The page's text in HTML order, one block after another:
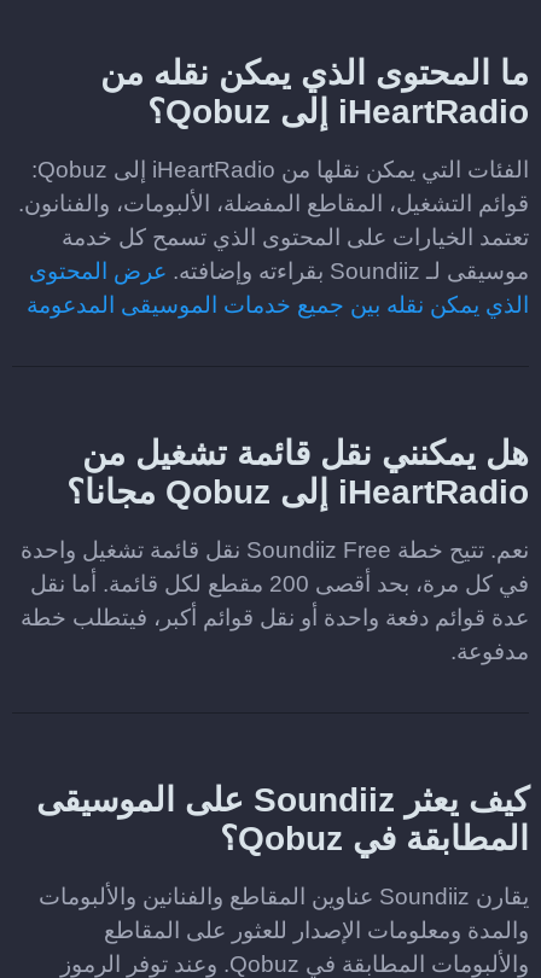
ما المحتوى الذي يمكن نقله من
iHeartRadio إلى Qobuz؟
الفئات التي يمكن نقلها من iHeartRadio إلى Qobuz:
قوائم التشغيل، المقاطع المفضلة، الألبومات، والفنانون.
تعتمد الخيارات على المحتوى الذي تسمح كل خدمة
موسيقى لـ Soundiiz بقراءته وإضافته.
عرض المحتوى
الذي يمكن نقله بين جميع خدمات الموسيقى المدعومة
هل يمكنني نقل قائمة تشغيل من
iHeartRadio إلى Qobuz مجانا؟
نعم. تتيح خطة Soundiiz Free نقل قائمة تشغيل واحدة
في كل مرة، بحد أقصى 200 مقطع لكل قائمة. أما نقل
عدة قوائم دفعة واحدة أو نقل قوائم أكبر، فيتطلب خطة
مدفوعة.
كيف يعثر Soundiiz على الموسيقى
المطابقة في Qobuz؟
يقارن Soundiiz عناوين المقاطع والفنانين والألبومات
والمدة ومعلومات الإصدار للعثور على المقاطع
والألبومات المطابقة في Qobuz. وعند توفر الرموز